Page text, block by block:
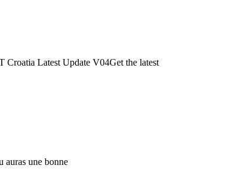
Croatia Latest Update V04Get the latest
auras une bonne